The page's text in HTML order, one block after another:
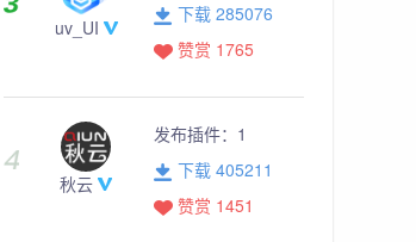
uv_UI
下载 285076
赞赏 1765
秋云
发布插件： 1
下载 405211
赞赏 1451